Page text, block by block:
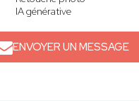
IA générative
ENVOYER UN MESSAGE